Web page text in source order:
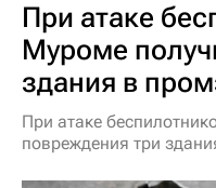
При атаке
Муроме
здания в
При атаке
повреждения три